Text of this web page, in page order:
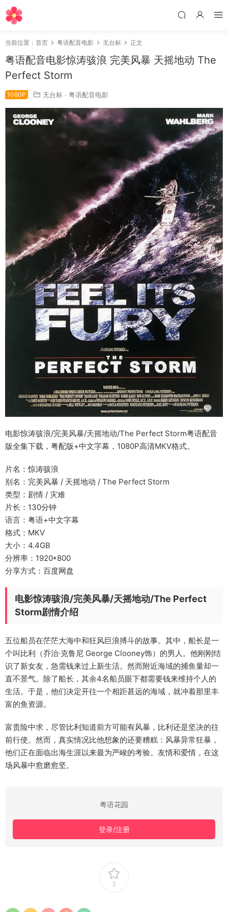
当前位置： 首页 粤语配音电影 无台标 正文
粤语配音电影惊涛骇浪 完美风暴 天摇地动 The
Perfect Storm
1080P 无台标 · 粤语配音电影
电影惊涛骇浪/完美风暴/天摇地动/The Perfect Storm粤语配音
版全集下载，粤配版+中文字幕，1080P高清MKV格式。
片名：惊涛骇浪
别名：完美风暴 / 天摇地动 / The Perfect Storm
类型：剧情 / 灾难
片长：130分钟
语言：粤语+中文字幕
格式：MKV
大小：4.4GB
分辨率：1920*800
分享方式：百度网盘
电影惊涛骇浪/完美风暴/天摇地动/The Perfect
Storm剧情介绍
五位船员在茫茫大海中和狂风巨浪搏斗的故事。其中，船长是一
个叫比利（乔治·克鲁尼 George Clooney饰）的男人。他刚刚结
识了新女友，急需钱来过上新生活。然而附近海域的捕鱼量却一
直不景气。除了船长，其余4名船员眼下都需要钱来维持个人的
生活。于是，他们决定开往一个相距甚远的海域，就冲着那里丰
富的鱼资源。
富贵险中求，尽管比利知道前方可能有风暴，比利还是坚决的往
前行使。然而，真实情况比他想象的还要糟糕：风暴异常狂暴，
他们正在面临出海生涯以来最为严峻的考验。友情和爱情，在这
场风暴中愈磨愈坚。
粤语花园
登录/注册
2